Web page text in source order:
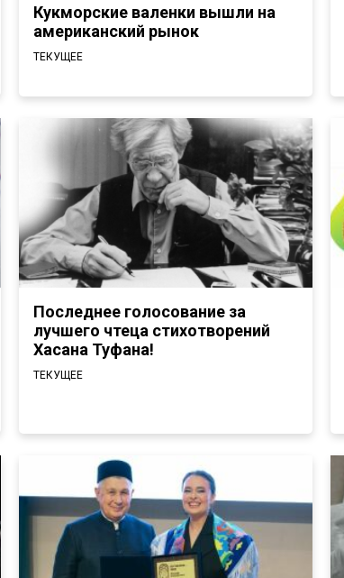
Кукморские валенки вышли на
американский рынок
ТЕКУЩЕЕ
Последнее голосование за
лучшего чтеца стихотворений
Хасана Туфана!
ТЕКУЩЕЕ